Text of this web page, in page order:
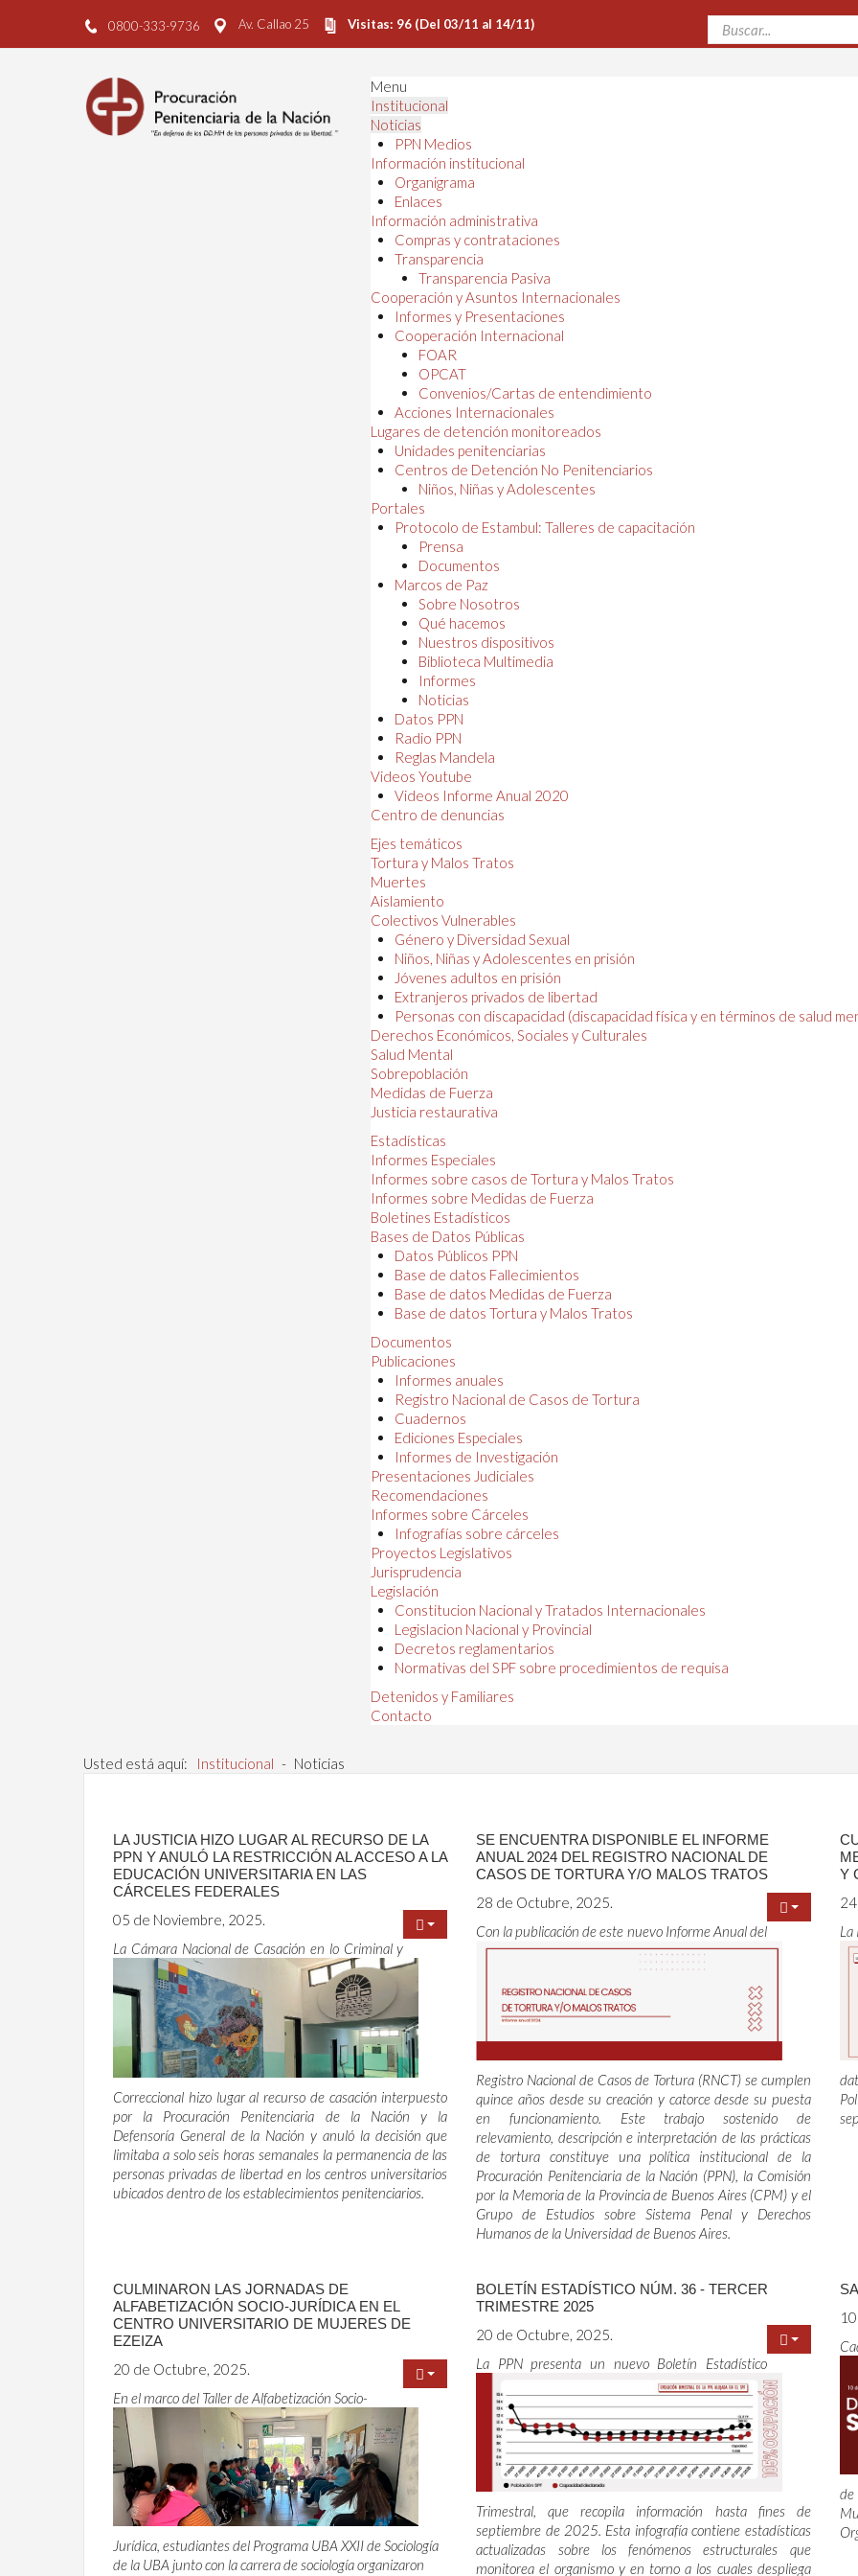
0800-333-9736 Av. Callao 25 Visitas: 96 (Del 03/11 al 14/11)
Menu
Institucional
Noticias
PPN Medios
Información institucional
Organigrama
Enlaces
Información administrativa
Compras y contrataciones
Transparencia
Transparencia Pasiva
Cooperación y Asuntos Internacionales
Informes y Presentaciones
Cooperación Internacional
FOAR
OPCAT
Convenios/Cartas de entendimiento
Acciones Internacionales
Lugares de detención monitoreados
Unidades penitenciarias
Centros de Detención No Penitenciarios
Niños, Niñas y Adolescentes
Portales
Protocolo de Estambul: Talleres de capacitación
Prensa
Documentos
Marcos de Paz
Sobre Nosotros
Qué hacemos
Nuestros dispositivos
Biblioteca Multimedia
Informes
Noticias
Datos PPN
Radio PPN
Reglas Mandela
Videos Youtube
Videos Informe Anual 2020
Centro de denuncias
Ejes temáticos
Tortura y Malos Tratos
Muertes
Aislamiento
Colectivos Vulnerables
Género y Diversidad Sexual
Niños, Niñas y Adolescentes en prisión
Jóvenes adultos en prisión
Extranjeros privados de libertad
Personas con discapacidad (discapacidad física y en términos de salud
Derechos Económicos, Sociales y Culturales
Salud Mental
Sobrepoblación
Medidas de Fuerza
Justicia restaurativa
Estadísticas
Informes Especiales
Informes sobre casos de Tortura y Malos Tratos
Informes sobre Medidas de Fuerza
Boletines Estadísticos
Bases de Datos Públicas
Datos Públicos PPN
Base de datos Fallecimientos
Base de datos Medidas de Fuerza
Base de datos Tortura y Malos Tratos
Documentos
Publicaciones
Informes anuales
Registro Nacional de Casos de Tortura
Cuadernos
Ediciones Especiales
Informes de Investigación
Presentaciones Judiciales
Recomendaciones
Informes sobre Cárceles
Infografías sobre cárceles
Proyectos Legislativos
Jurisprudencia
Legislación
Constitucion Nacional y Tratados Internacionales
Legislacion Nacional y Provincial
Decretos reglamentarios
Normativas del SPF sobre procedimientos de requisa
Detenidos y Familiares
Contacto
Usted está aquí: Institucional - Noticias
LA JUSTICIA HIZO LUGAR AL RECURSO DE LA
PPN Y ANULÓ LA RESTRICCIÓN AL ACCESO A LA
EDUCACIÓN UNIVERSITARIA EN LAS
CÁRCELES FEDERALES
05 de Noviembre, 2025.
La Cámara Nacional de Casación en lo Criminal y
Correccional hizo lugar al recurso de casación interpuesto
por la Procuración Penitenciaria de la Nación y la
Defensoría General de la Nación y anuló la decisión que
limitaba a solo seis horas semanales la permanencia de las
personas privadas de libertad en los centros universitarios
ubicados dentro de los establecimientos penitenciarios.
SE ENCUENTRA DISPONIBLE EL INFORME
ANUAL 2024 DEL REGISTRO NACIONAL DE
CASOS DE TORTURA Y/O MALOS TRATOS
28 de Octubre, 2025.
Con la publicación de este nuevo Informe Anual del
Registro Nacional de Casos de Tortura (RNCT) se cumplen
quince años desde su creación y catorce desde su puesta
en funcionamiento. Este trabajo sostenido de
relevamiento, descripción e interpretación de las prácticas
de tortura constituye una política institucional de la
Procuración Penitenciaria de la Nación (PPN), la Comisión
por la Memoria de la Provincia de Buenos Aires (CPM) y el
Grupo de Estudios sobre Sistema Penal y Derechos
Humanos de la Universidad de Buenos Aires.
Y
La
CULMINARON LAS JORNADAS DE
ALFABETIZACIÓN SOCIO-JURÍDICA EN EL
CENTRO UNIVERSITARIO DE MUJERES DE
EZEIZA
20 de Octubre, 2025.
En el marco del Taller de Alfabetización Socio-
Jurídica, estudiantes del Programa UBA XXII de Sociología
de la UBA junto con la carrera de sociología organizaron
BOLETÍN ESTADÍSTICO NÚM. 36 - TERCER
TRIMESTRE 2025
20 de Octubre, 2025.
La PPN presenta un nuevo Boletín Estadístico
Trimestral, que recopila información hasta fines de
septiembre de 2025. Esta infografía contiene estadísticas
actualizadas sobre los fenómenos estructurales que
monitorea el organismo y en torno a los cuales despliega